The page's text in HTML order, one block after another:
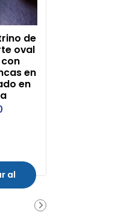
de
oval
en
en
al